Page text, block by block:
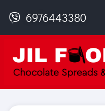
6976443380